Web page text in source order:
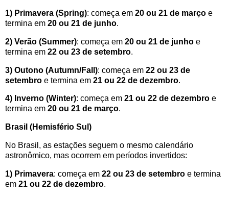
1) Primavera (Spring): começa em 20 ou 21 de março e
termina em 20 ou 21 de junho.
2) Verão (Summer): começa em 20 ou 21 de junho e
termina em 22 ou 23 de setembro.
3) Outono (Autumn/Fall): começa em 22 ou 23 de
setembro e termina em 21 ou 22 de dezembro.
4) Inverno (Winter): começa em 21 ou 22 de dezembro e
termina em 20 ou 21 de março.
Brasil (Hemisfério Sul)
No Brasil, as estações seguem o mesmo calendário
astronômico, mas ocorrem em períodos invertidos:
1) Primavera: começa em 22 ou 23 de setembro e termina
em 21 ou 22 de dezembro.